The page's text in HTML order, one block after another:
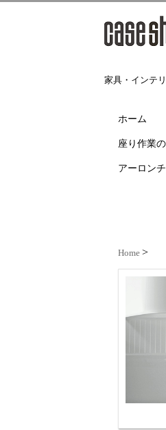
家具・インテ
ホーム
座り作業
アーロン
Home